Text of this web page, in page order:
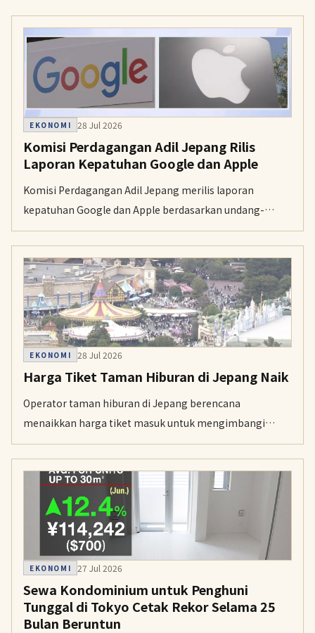
EKONOMI 28 Jul 2026
Komisi Perdagangan Adil Jepang Rilis
Laporan Kepatuhan Google dan Apple
Komisi Perdagangan Adil Jepang merilis laporan
kepatuhan Google dan Apple berdasarkan undang-
undang yang mengekang dominasi raksasa teknologi
atas layanan ponsel pintar. Google berencana
menurunkan komisi, sementara Apple akan
melonggarkan aturan promosi pengembang.
EKONOMI 28 Jul 2026
Harga Tiket Taman Hiburan di Jepang Naik
Operator taman hiburan di Jepang berencana
menaikkan harga tiket masuk untuk mengimbangi
kenaikan gaji dan biaya lainnya. Survei Teikoku Databank
menunjukkan 26 persen dari 191 fasilitas rekreasi akan
menaikkan tarif tahun ini.
EKONOMI 27 Jul 2026
Sewa Kondominium untuk Penghuni
Tunggal di Tokyo Cetak Rekor Selama 25
Bulan Beruntun